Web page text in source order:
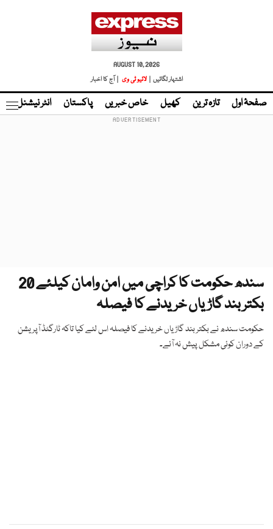
AUGUST 10, 2026
اشتہار لگائیں |
لائیو ٹی وی | آج کا اخبار
صفحۂ اول تازہ ترین کھیل خاص خبریں پاکستان انٹر نیشنل
سندھ حکومت کا کراچی میں امن وامان کیلئے 20
بکتر بند گاڑیاں خریدنے کا فیصلہ
حکومت سندھ نے بکتر بند گاڑیاں خریدنے کا فیصلہ اس لئے کیا تاکہ ٹارگٹڈ آپریشن
کے دوران کوئی مشکل پیش نہ آئے۔